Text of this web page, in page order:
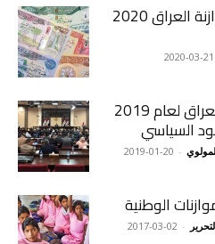
الصدمة المركبة في موازنة العراق 2020
2020-03-21
التأخير في إقرار موازنة العراق لعام 2019
السياسي
-
2019-01-20
الوطنية
-
2017-03-02